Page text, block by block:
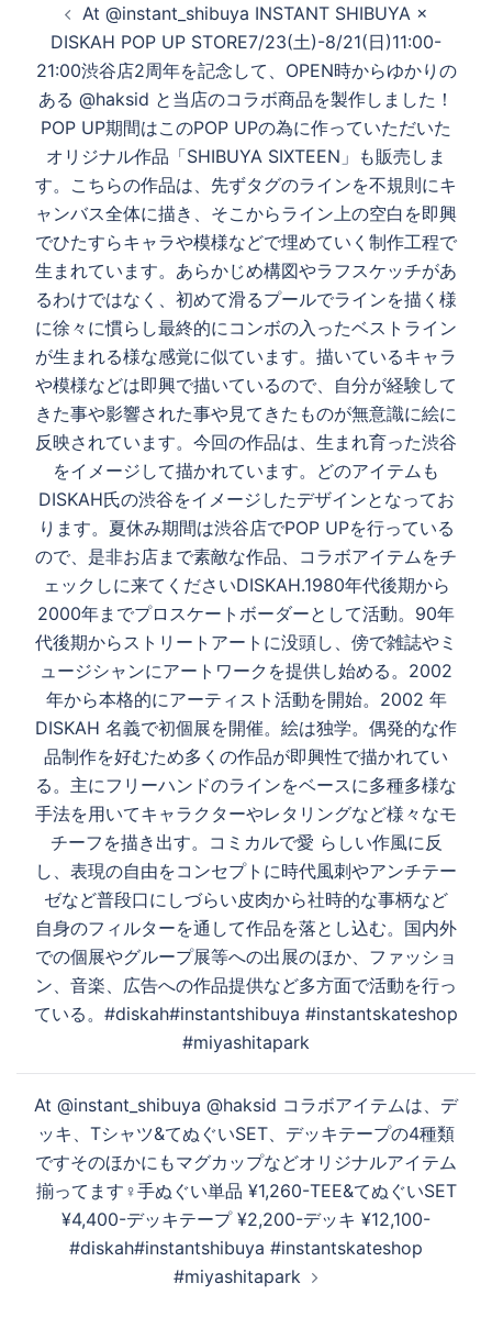
を
再
生
す
る
ナ
ビ
ゲ
シ
ョ
ン
At @instant_shibuya INSTANT SHIBUYA ×
DISKAH POP UP STORE7/23(土)-8/21(日)11:00-
21:00渋谷店2周年を記念して、OPEN時からゆかりの
ある @haksid と当店のコラボ商品を製作しました！
POP UP期間はこのPOP UPの為に作っていただいた
オリジナル作品「SHIBUYA SIXTEEN」も販売しま
す。こちらの作品は、先ずタグのラインを不規則にキ
ャンバス全体に描き、そこからライン上の空白を即興
でひたすらキャラや模様などで埋めていく制作工程で
生まれています。あらかじめ構図やラフスケッチがあ
るわけではなく、初めて滑るプールでラインを描く様
に徐々に慣らし最終的にコンボの入ったベストライン
が生まれる様な感覚に似ています。描いているキャラ
や模様などは即興で描いているので、自分が経験して
きた事や影響された事や見てきたものが無意識に絵に
反映されています。今回の作品は、生まれ育った渋谷
をイメージして描かれています。どのアイテムも
DISKAH氏の渋谷をイメージしたデザインとなってお
ります。夏休み期間は渋谷店でPOP UPを行っている
ので、是非お店まで素敵な作品、コラボアイテムをチ
ェックしに来てくださいDISKAH.1980年代後期から
2000年までプロスケートボーダーとして活動。90年
代後期からストリートアートに没頭し、傍で雑誌やミ
ュージシャンにアートワークを提供し始める。2002
年から本格的にアーティスト活動を開始。2002 年
DISKAH 名義で初個展を開催。絵は独学。偶発的な作
品制作を好むため多くの作品が即興性で描かれてい
る。主にフリーハンドのラインをベースに多種多様な
手法を用いてキャラクターやレタリングなど様々なモ
チーフを描き出す。コミカルで愛 らしい作風に反
し、表現の自由をコンセプトに時代風刺やアンチテー
ゼなど普段口にしづらい皮肉から社時的な事柄など
自身のフィルターを通して作品を落とし込む。国内外
での個展やグループ展等への出展のほか、ファッショ
ン、音楽、広告への作品提供など多方面で活動を行っ
ている。#diskah#instantshibuya #instantskateshop
#miyashitapark
At @instant_shibuya @haksid コラボアイテムは、デ
ッキ、Tシャツ&てぬぐいSET、デッキテープの4種類
です️‍そのほかにもマグカップなどオリジナルアイテム
揃ってます‍♀️手ぬぐい単品 ¥1,260-TEE&てぬぐいSET
¥4,400-デッキテープ ¥2,200-デッキ ¥12,100-
#diskah#instantshibuya #instantskateshop
#miyashitapark